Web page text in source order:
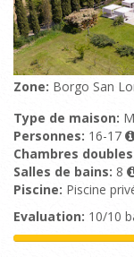
Zone: Borgo San
Type de maison:
Personnes: 16-17
Chambres
Salles de bains: 8
Piscine: Piscine
Evaluation: 10/10